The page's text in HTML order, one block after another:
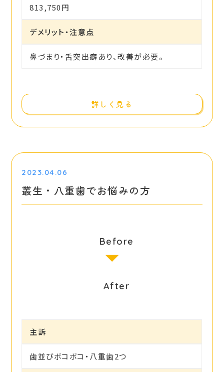
813,750円
デメリット・注意点
鼻づまり・舌突出癖あり、改善が必要。
詳しく見る
2023.04.06
叢生・八重歯でお悩みの方
Before
After
主訴
歯並びボコボコ・八重歯2つ